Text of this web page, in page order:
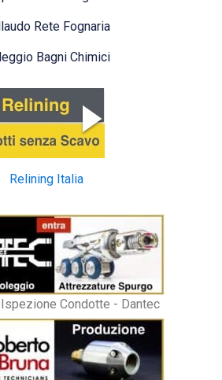
Rete Fognaria
Bagni Chimici
Relining Italia
Condotte - Dantec